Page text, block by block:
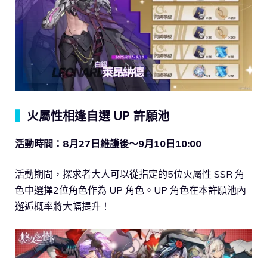
火屬性相逢自選 UP 許願池
活動時間：8月27日維護後～9月10日10:00
活動期間，探求者大人可以從指定的5位火屬性 SSR 角
色中選擇2位角色作為 UP 角色。UP 角色在本許願池內
邂逅概率將大幅提升！